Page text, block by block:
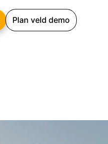
Plan veld demo